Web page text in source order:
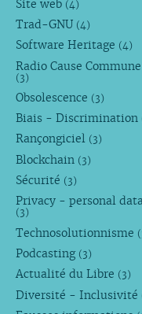
Site web (4)
Trad-GNU (4)
Software Heritage (4)
Radio Cause Commune
(3)
Obsolescence (3)
Biais - Discrimination
Rançongiciel (3)
Blockchain (3)
Sécurité (3)
Privacy - personal
(3)
Technosolutionnisme
Podcasting (3)
Actualité du Libre (3)
Diversité - Inclusivité